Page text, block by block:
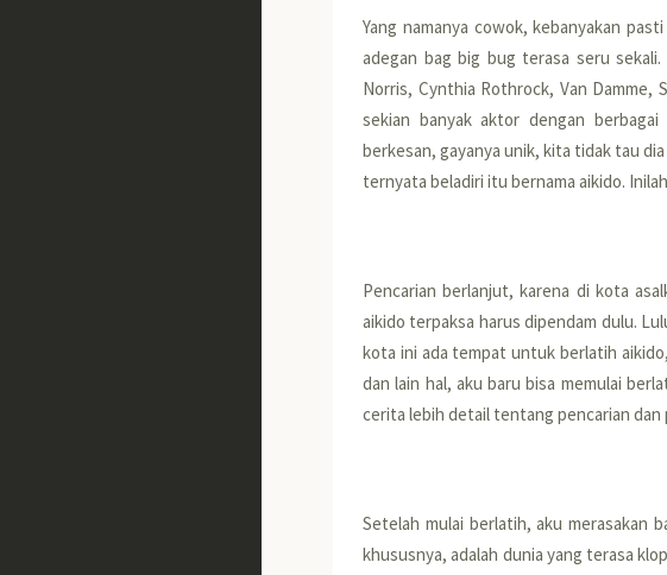
Yang namanya cowok, kebanyakan
adegan bag big bug terasa seru
Norris, Cynthia Rothrock, Van Damme,
sekian banyak aktor dengan
berkesan, gayanya unik, kita tidak tau
ternyata beladiri itu bernama aikido.
Pencarian berlanjut, karena di kota
aikido terpaksa harus dipendam dulu.
kota ini ada tempat untuk berlatih
dan lain hal, aku baru bisa memulai
cerita lebih detail tentang pencarian dan
Setelah mulai berlatih, aku merasakan
khususnya, adalah dunia yang terasa